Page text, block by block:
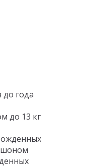
до года
до 13 кг